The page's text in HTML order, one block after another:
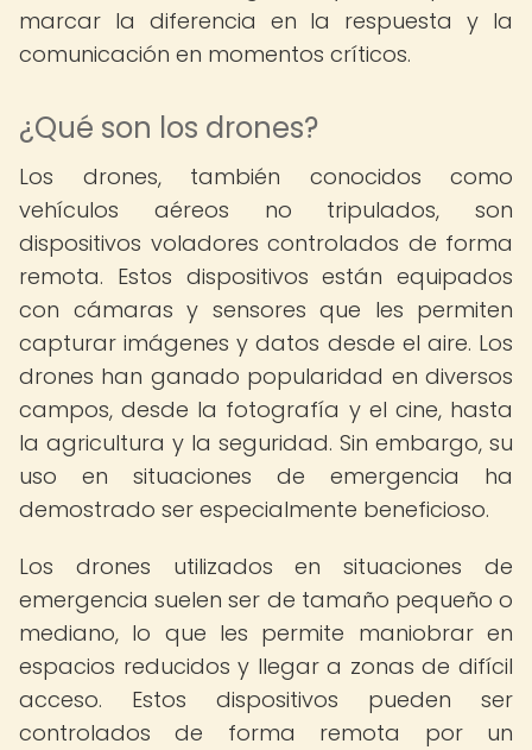
marcar la diferencia en la respuesta y la
comunicación en momentos críticos.
¿Qué son los drones?
Los drones, también conocidos como
vehículos aéreos no tripulados, son
dispositivos voladores controlados de forma
remota. Estos dispositivos están equipados
con cámaras y sensores que les permiten
capturar imágenes y datos desde el aire. Los
drones han ganado popularidad en diversos
campos, desde la fotografía y el cine, hasta
la agricultura y la seguridad. Sin embargo, su
uso en situaciones de emergencia ha
demostrado ser especialmente beneficioso.
Los drones utilizados en situaciones de
emergencia suelen ser de tamaño pequeño o
mediano, lo que les permite maniobrar en
espacios reducidos y llegar a zonas de difícil
acceso. Estos dispositivos pueden ser
controlados de forma remota por un